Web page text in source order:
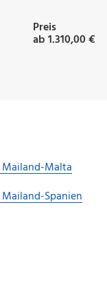
Preis
ab 1.310,00 €
Malta
Spanien